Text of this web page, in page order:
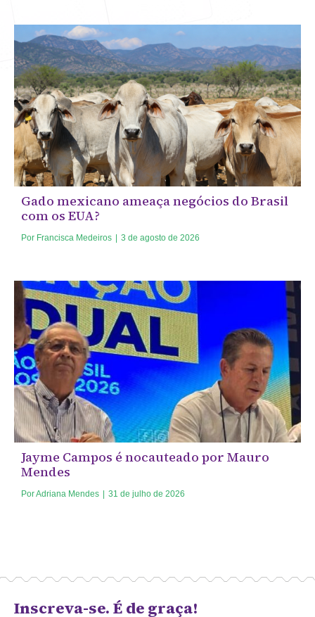
Gado mexicano ameaça negócios do Brasil
com os EUA?
Por Francisca Medeiros 3 de agosto de 2026
Jayme Campos é nocauteado por Mauro
Mendes
PorAdriana Mendes 31 de julho de 2026
Inscreva-se. É de graça!